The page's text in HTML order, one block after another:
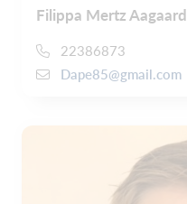
Filippa Mertz Aagaard
22386873
Dape85@gmail.com